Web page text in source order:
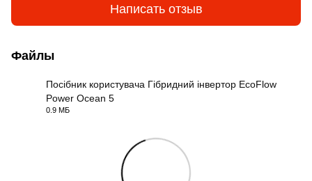
Написать отзыв
Файлы
Посібник користувача Гібридний інвертор EcoFlow
Power Ocean 5
0.9 МБ